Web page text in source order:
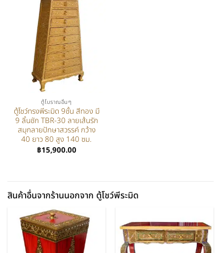
ตู้โบราณอื่นๆ
ตู้โชว์ทรงพีระมิด 9ชั้น สีทอง มี
9 ลิ้นชัก TBR-30 ลายเส้นรัก
สมุกลายปักษาสวรรค์ กว้าง
40 ยาว 80 สูง 140 ซม.
฿15,900.00
สินค้าอื่นจากร้านนอกจาก ตู้โชว์พีระมิด